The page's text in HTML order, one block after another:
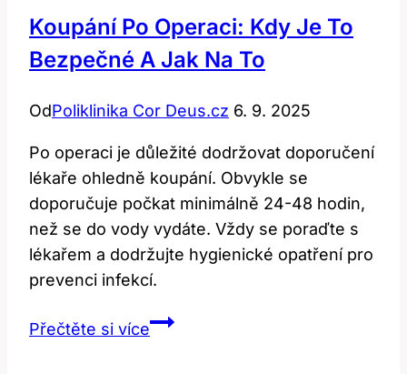
Koupání Po Operaci: Kdy Je To
Bezpečné A Jak Na To
OdPoliklinika Cor Deus.cz 6. 9. 2025
Po operaci je důležité dodržovat doporučení
lékaře ohledně koupání. Obvykle se
doporučuje počkat minimálně 24-48 hodin,
než se do vody vydáte. Vždy se poraďte s
lékařem a dodržujte hygienické opatření pro
prevenci infekcí.
Přečtěte si víceKoupání